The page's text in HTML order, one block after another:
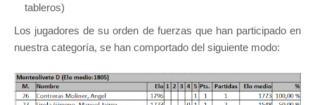
tableros)
Los jugadores de su orden de fuerzas que han participado en
nuestra categoría, se han comportado del siguiente modo: